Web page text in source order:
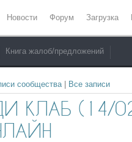
Новости Форум Загрузка
Книга жалоб/предложений
сообщества| Все записи
КЛАБ (14/